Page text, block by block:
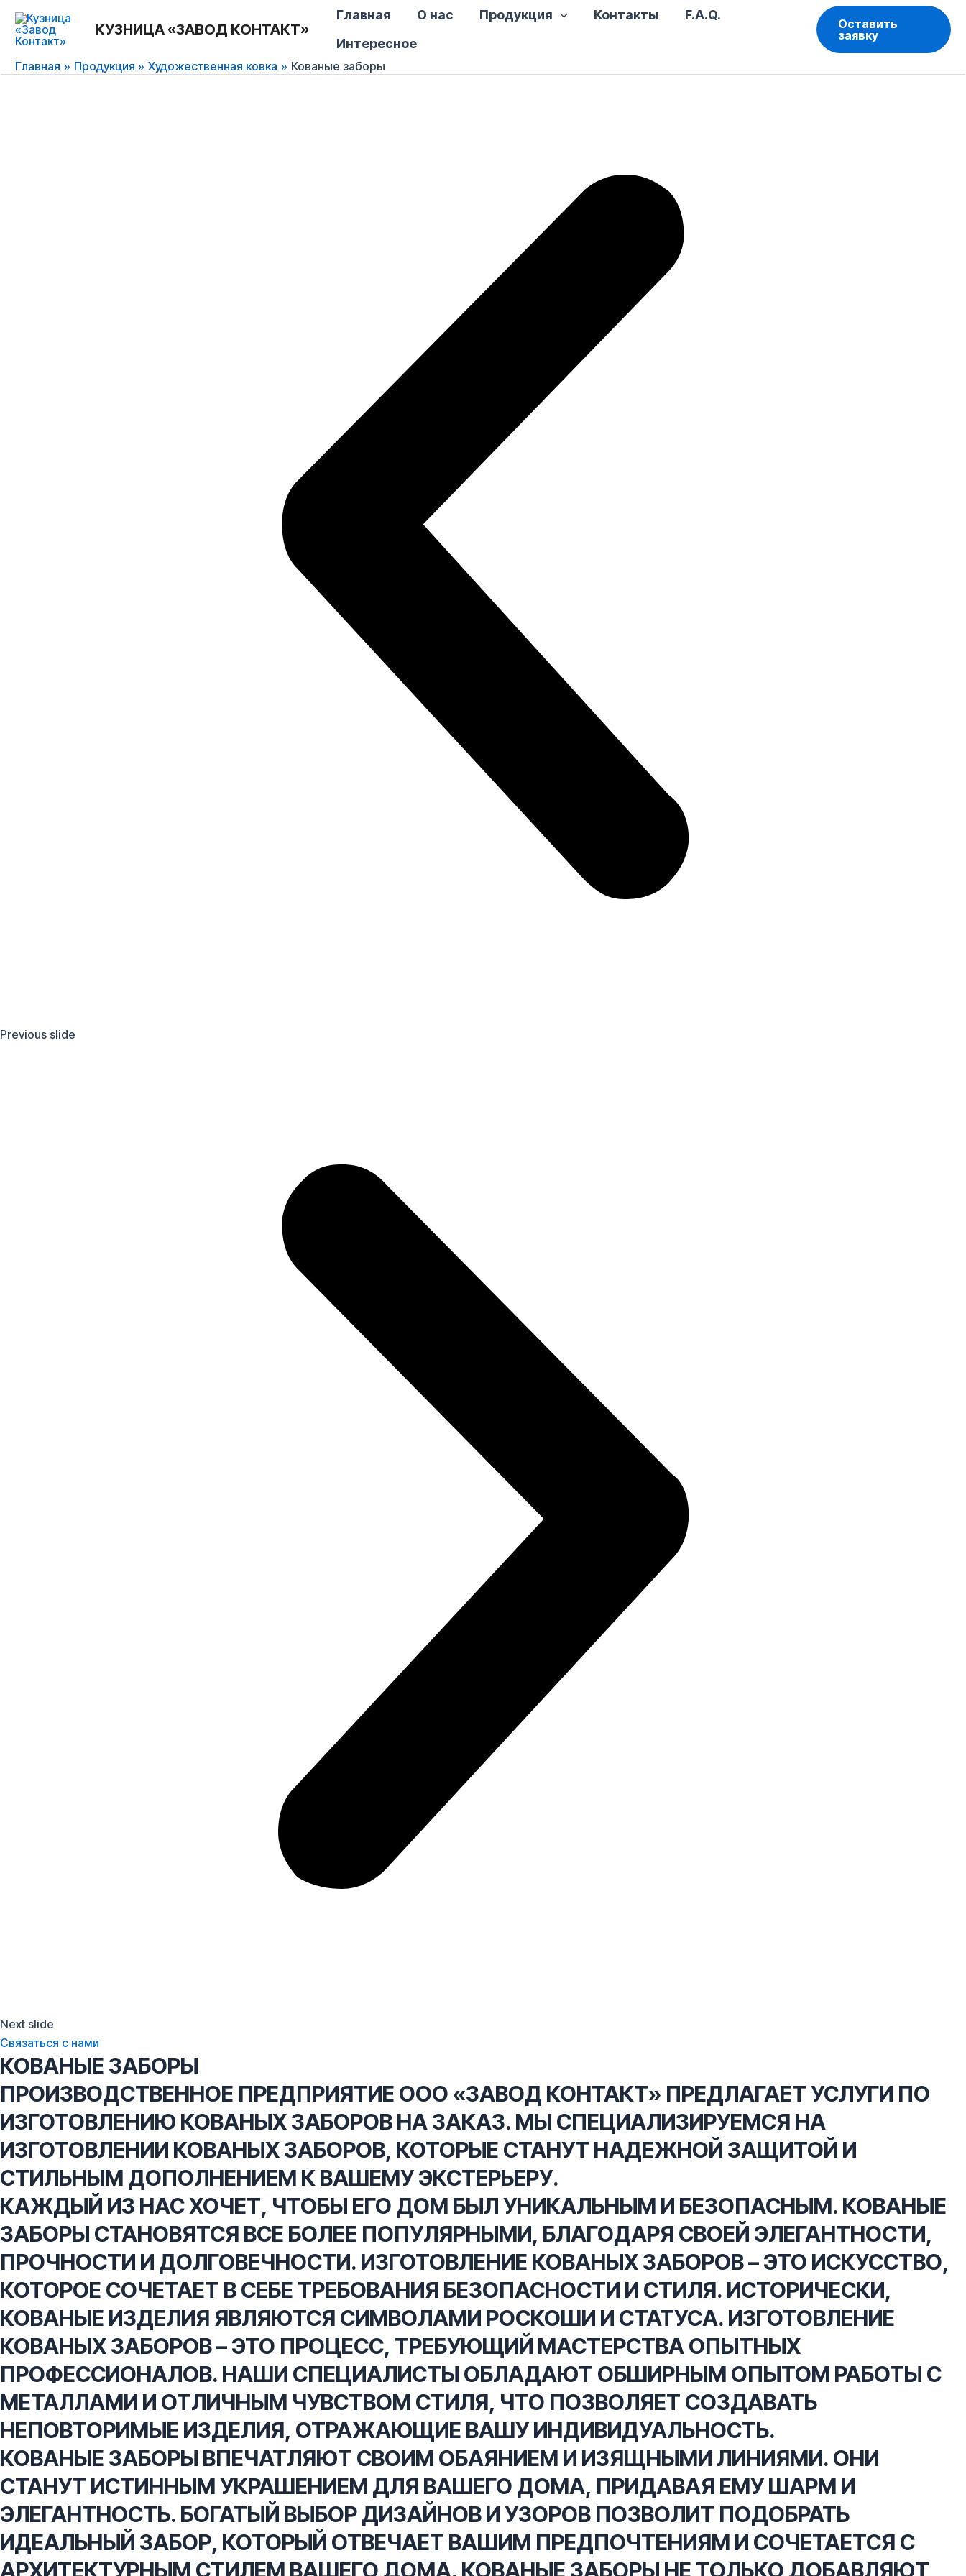
Перейти
содержимому
КУЗНИЦА «ЗАВОД КОНТАКТ»
Главная О нас Продукция Контакты
F.A.Q.
Интересное
Оставить
заявку
Главная Продукция Художественная ковка Кованые заборы
Previous slide
Next slide
Связаться с нами
КОВАНЫЕ ЗАБОРЫ
ПРОИЗВОДСТВЕННОЕ ПРЕДПРИЯТИЕ ООО «ЗАВОД КОНТАКТ» ПРЕДЛАГАЕТ УСЛУГИ ПО
ИЗГОТОВЛЕНИЮ КОВАНЫХ ЗАБОРОВ НА ЗАКАЗ. МЫ СПЕЦИАЛИЗИРУЕМСЯ НА
ИЗГОТОВЛЕНИИ КОВАНЫХ ЗАБОРОВ, КОТОРЫЕ СТАНУТ НАДЕЖНОЙ ЗАЩИТОЙ И
СТИЛЬНЫМ ДОПОЛНЕНИЕМ К ВАШЕМУ ЭКСТЕРЬЕРУ.
КАЖДЫЙ ИЗ НАС ХОЧЕТ, ЧТОБЫ ЕГО ДОМ БЫЛ УНИКАЛЬНЫМ И БЕЗОПАСНЫМ. КОВАНЫЕ
ЗАБОРЫ СТАНОВЯТСЯ ВСЕ БОЛЕЕ ПОПУЛЯРНЫМИ, БЛАГОДАРЯ СВОЕЙ ЭЛЕГАНТНОСТИ,
ПРОЧНОСТИ И ДОЛГОВЕЧНОСТИ. ИЗГОТОВЛЕНИЕ КОВАНЫХ ЗАБОРОВ – ЭТО ИСКУССТВО,
КОТОРОЕ СОЧЕТАЕТ В СЕБЕ ТРЕБОВАНИЯ БЕЗОПАСНОСТИ И СТИЛЯ. ИСТОРИЧЕСКИ,
КОВАНЫЕ ИЗДЕЛИЯ ЯВЛЯЮТСЯ СИМВОЛАМИ РОСКОШИ И СТАТУСА. ИЗГОТОВЛЕНИЕ
КОВАНЫХ ЗАБОРОВ – ЭТО ПРОЦЕСС, ТРЕБУЮЩИЙ МАСТЕРСТВА ОПЫТНЫХ
ПРОФЕССИОНАЛОВ. НАШИ СПЕЦИАЛИСТЫ ОБЛАДАЮТ ОБШИРНЫМ ОПЫТОМ РАБОТЫ С
МЕТАЛЛАМИ И ОТЛИЧНЫМ ЧУВСТВОМ СТИЛЯ, ЧТО ПОЗВОЛЯЕТ СОЗДАВАТЬ
НЕПОВТОРИМЫЕ ИЗДЕЛИЯ, ОТРАЖАЮЩИЕ ВАШУ ИНДИВИДУАЛЬНОСТЬ.
КОВАНЫЕ ЗАБОРЫ ВПЕЧАТЛЯЮТ СВОИМ ОБАЯНИЕМ И ИЗЯЩНЫМИ ЛИНИЯМИ. ОНИ
СТАНУТ ИСТИННЫМ УКРАШЕНИЕМ ДЛЯ ВАШЕГО ДОМА, ПРИДАВАЯ ЕМУ ШАРМ И
ЭЛЕГАНТНОСТЬ. БОГАТЫЙ ВЫБОР ДИЗАЙНОВ И УЗОРОВ ПОЗВОЛИТ ПОДОБРАТЬ
ИДЕАЛЬНЫЙ ЗАБОР, КОТОРЫЙ ОТВЕЧАЕТ ВАШИМ ПРЕДПОЧТЕНИЯМ И СОЧЕТАЕТСЯ С
АРХИТЕКТУРНЫМ СТИЛЕМ ВАШЕГО ДОМА. КОВАНЫЕ ЗАБОРЫ НЕ ТОЛЬКО ДОБАВЛЯЮТ